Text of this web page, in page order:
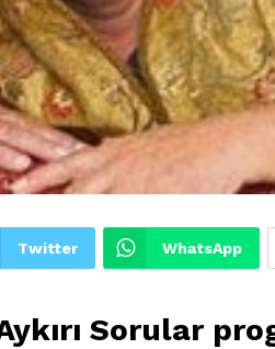
Twitter WhatsApp
Sorular